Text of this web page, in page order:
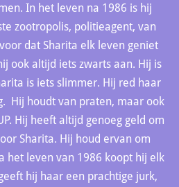
In het leven na 1986 is hij
zootropolis, politieagent, van
dat Sharita elk leven geniet
ook altijd iets zwarts aan. Hij is
is iets slimmer. Hij red haar
Hij houdt van praten, maar ook
Hij heeft altijd genoeg geld om
Sharita. Hij houd ervan om
het leven van 1986 koopt hij elk
hij haar een prachtige jurk,